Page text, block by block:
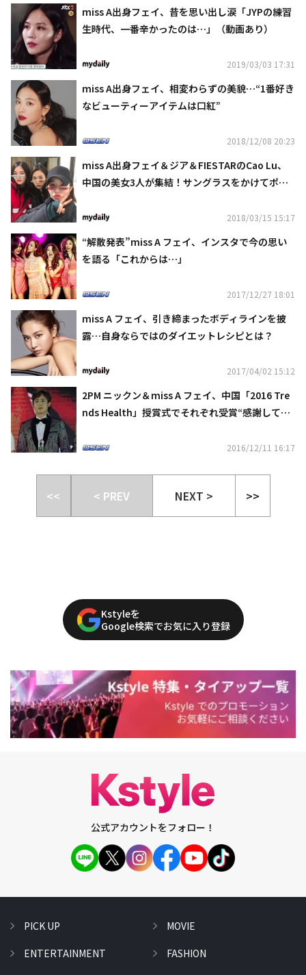
miss A出身フェイ、昔を思い出し涙「JYPの練習
生時代、一番辛かったのは…」（動画あり）
2019/03/03 17:31
miss A出身フェイ、相変わらずの美貌…“1番好き
なビューティーアイテムは口紅”
2018/12/08 20:23
miss A出身フェイ＆ジア＆FIESTARのCao Lu、
中国の美女3人が集結！サングラスをかけてポー
2018/03/15 15:17
“解散発表”miss A フェイ、インスタで今の思い
を語る「これからは…」
2017/12/27 18:01
miss A フェイ、引き締まったボディラインを披
露…自身ならではのダイエットレシピとは？
2017/04/02 15:12
2PM ニックン＆miss A フェイ、中国「2016 Tre
nds Health」授賞式でそれぞれ受賞“感謝してい
2016/12/11 16:17
<< < PREV NEXT > >>
Kstyleを
Google検索でお気に入り登録
公式アカウントをフォロー！
PICK UP
ENTERTAINMENT
MOVIE
FASHION